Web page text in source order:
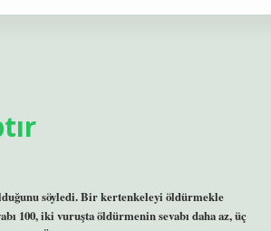
söyledi. Bir kertenkeleyi öldürmekle
100, iki vuruşta öldürmenin sevabı daha az, üç